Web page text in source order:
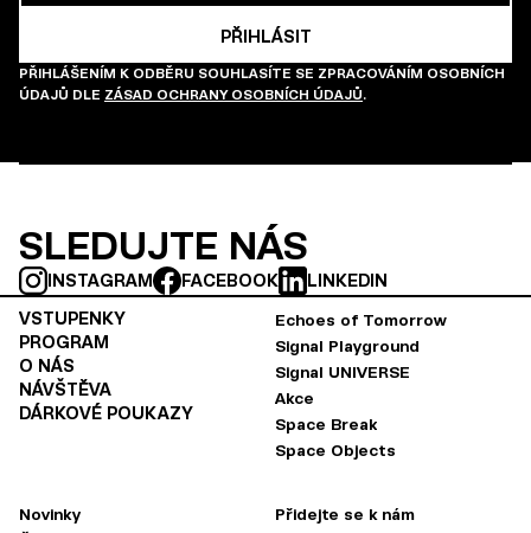
PŘIHLÁŠENÍM K ODBĚRU SOUHLASÍTE SE ZPRACOVÁNÍM OSOBNÍCH
ÚDAJŮ DLE ZÁSAD OCHRANY OSOBNÍCH ÚDAJŮ.
SLEDUJTE NÁS
INSTAGRAM FACEBOOK
LINKEDIN
VSTUPENKY
PROGRAM
O NÁS
NÁVŠTĚVA
DÁRKOVÉ POUKAZY
Echoes of Tomorrow
Signal Playground
Signal UNIVERSE
Akce
Space Break
Space Objects
Novinky
Přidejte se k nám